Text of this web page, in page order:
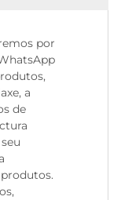
por
a
de